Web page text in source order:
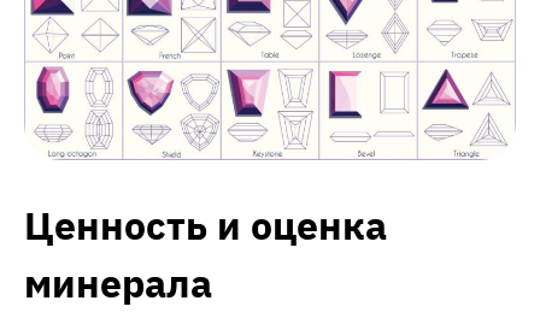
Ценность и оценка
минерала